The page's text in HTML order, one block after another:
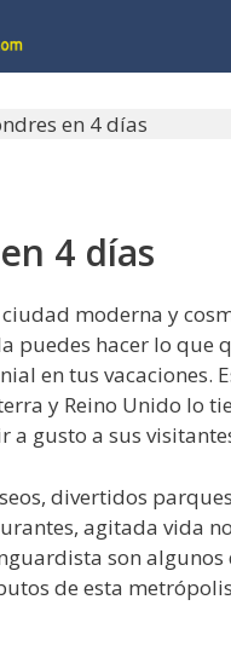
en 4 días
4 días
moderna y
puedes hacer lo que
en tus vacaciones.
y Reino Unido lo
a gusto a sus
divertidos
agitada vida
son algunos
de esta metrópolis